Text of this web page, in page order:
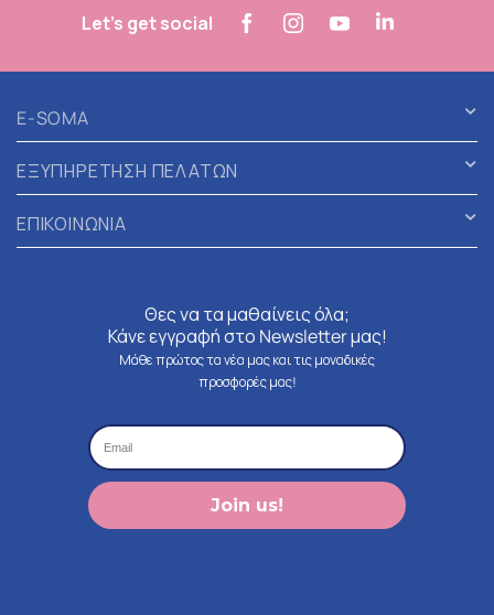
Let's get social
E-SOMA
ΕΞΥΠΗΡΕΤΗΣΗ ΠΕΛΑΤΩΝ
ΕΠΙΚΟΙΝΩΝΙΑ
Θες να τα μαθαίνεις όλα;
Κάνε εγγραφή στο Newsletter μας!
Μάθε πρώτος τα νέα μας και τις μοναδικές
προσφορές μας!
Join us!